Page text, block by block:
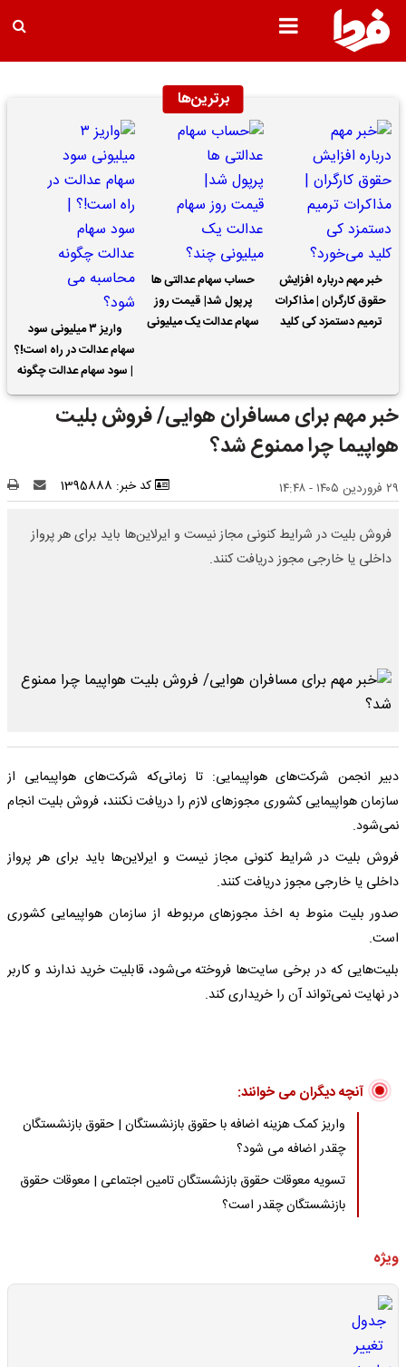
برترین‌ها
خبر مهم درباره افزایش
حقوق کارگران | مذاکرات
ترمیم دستمزد کی کلید
حساب سهام عدالتی ها
پرپول شد| قیمت روز
سهام عدالت یک میلیونی
واریز ۳ میلیونی سود
سهام عدالت در راه است!؟
| سود سهام عدالت چگونه
محاسبه می شود؟
خبر مهم برای مسافران هوایی/ فروش بلیت
هواپیما چرا ممنوع شد؟
۲۹ فروردین ۱۴۰۵ - ۱۴:۴۸ کد خبر: 1395888
فروش بلیت در شرایط کنونی مجاز نیست و ایرلاین‌ها باید برای هر پرواز
داخلی یا خارجی مجوز دریافت کنند.
دبیر انجمن شرکت‌های هواپیمایی: تا زمانی‌که شرکت‌های هواپیمایی از
سازمان هواپیمایی کشوری مجوزهای لازم را دریافت نکنند، فروش بلیت انجام
نمی‌شود.
فروش بلیت در شرایط کنونی مجاز نیست و ایرلاین‌ها باید برای هر پرواز
داخلی یا خارجی مجوز دریافت کنند.
صدور بلیت منوط به اخذ مجوزهای مربوطه از سازمان هواپیمایی کشوری
است.
بلیت‌هایی که در برخی سایت‌ها فروخته می‌شود، قابلیت خرید ندارند و کاربر
در نهایت نمی‌تواند آن را خریداری کند.
آنچه دیگران می خوانند:
واریز کمک هزینه اضافه با حقوق بازنشستگان | حقوق بازنشستگان
چقدر اضافه می شود؟
تسویه معوقات حقوق بازنشستگان تامین اجتماعی | معوقات حقوق
بازنشستگان چقدر است؟
ویژه